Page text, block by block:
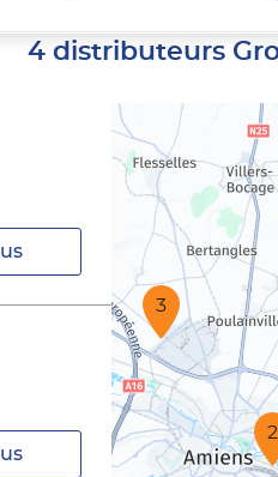
4 distributeurs
3
2